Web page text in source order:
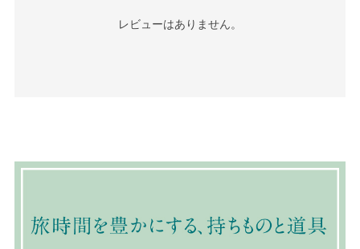
レビューはありません。